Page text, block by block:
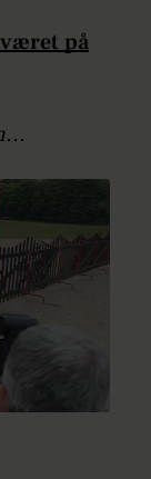
været på